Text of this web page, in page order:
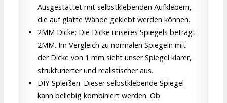
Ausgestattet mit selbstklebenden Aufklebern,
die auf glatte Wände geklebt werden können.
2MM Dicke: Die Dicke unseres Spiegels beträgt
2MM. Im Vergleich zu normalen Spiegeln mit
der Dicke von 1 mm sieht unser Spiegel klarer,
strukturierter und realistischer aus.
DIY-Spleißen: Dieser selbstklebende Spiegel
kann beliebig kombiniert werden. Ob